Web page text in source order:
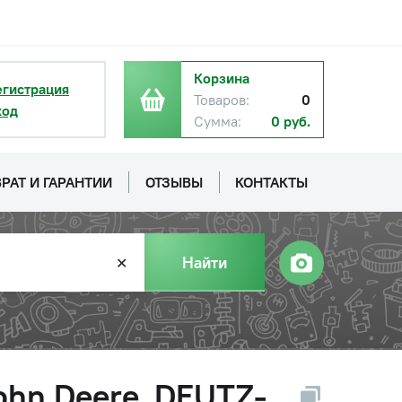
Корзина
Товаров:
0
Сумма:
0 руб.
И ГАРАНТИИ ОТЗЫВЫ КОНТАКТЫ
✕ Найти